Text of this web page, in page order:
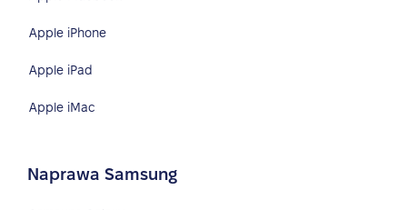
Apple iPhone
Apple iPad
Apple iMac
Naprawa Samsung